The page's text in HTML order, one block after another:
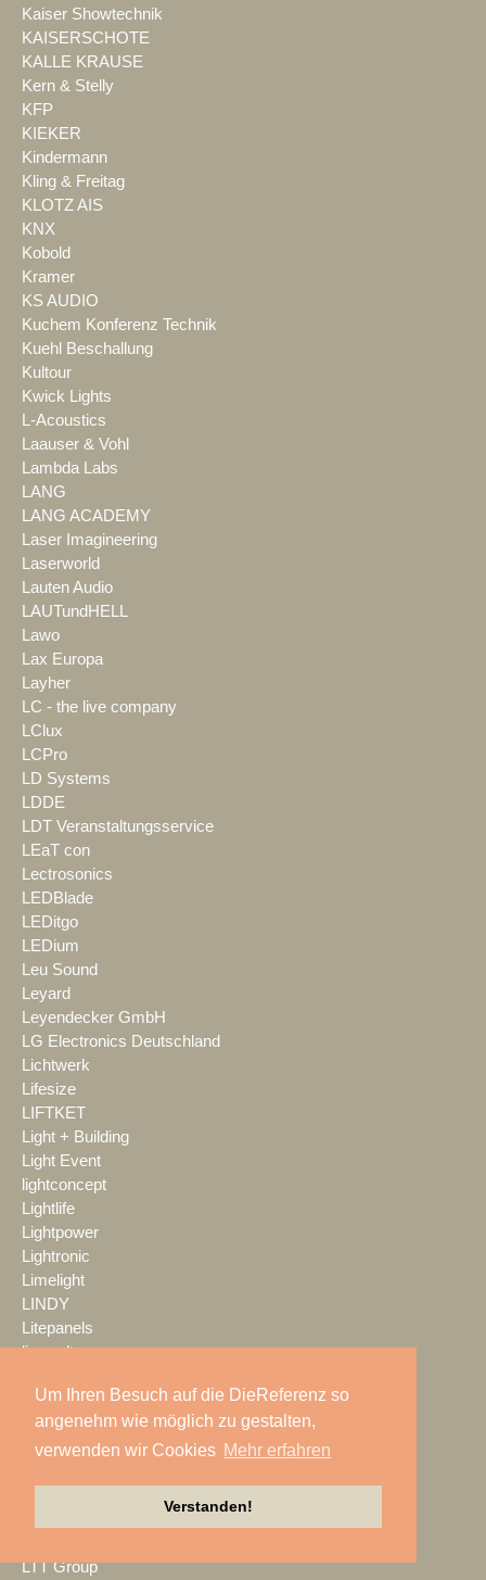
Um Ihren Besuch auf die DieReferenz so
angenehm wie möglich zu gestalten,
verwenden wir Cookies Mehr erfahren
Verstanden!
Kaiser Showtechnik
KAISERSCHOTE
KALLE KRAUSE
Kern & Stelly
KFP
KIEKER
Kindermann
Kling & Freitag
KLOTZ AIS
KNX
Kobold
Kramer
KS AUDIO
Kuchem Konferenz Technik
Kuehl Beschallung
Kultour
Kwick Lights
L-Acoustics
Laauser & Vohl
Lambda Labs
LANG
LANG ACADEMY
Laser Imagineering
Laserworld
Lauten Audio
LAUTundHELL
Lawo
Lax Europa
Layher
LC - the live company
LClux
LCPro
LD Systems
LDDE
LDT Veranstaltungsservice
LEaT con
Lectrosonics
LEDBlade
LEDitgo
LEDium
Leu Sound
Leyard
Leyendecker GmbH
LG Electronics Deutschland
Lichtwerk
Lifesize
LIFTKET
Light + Building
Light Event
lightconcept
Lightlife
Lightpower
Lightronic
Limelight
LINDY
Litepanels
livewelt
LMP
LMP Pyrotechnik
LOGIC media solutions
LTT Group